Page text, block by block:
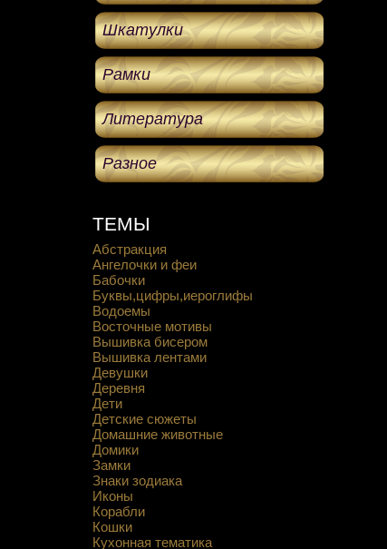
Шкатулки
Рамки
Литература
Разное
ТЕМЫ
Абстракция
Ангелочки и феи
Бабочки
Буквы,цифры,иероглифы
Водоемы
Восточные мотивы
Вышивка бисером
Вышивка лентами
Девушки
Деревня
Дети
Детские сюжеты
Домашние животные
Домики
Замки
Знаки зодиака
Иконы
Корабли
Кошки
Кухонная тематика